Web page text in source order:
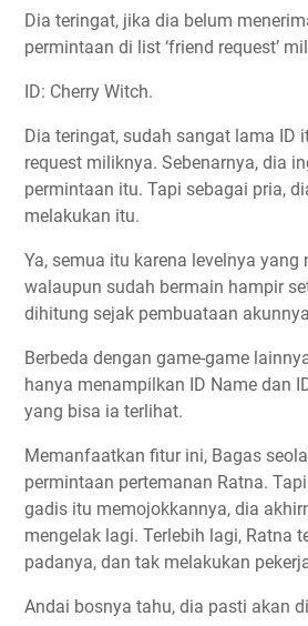
Dia teringat, jika dia belum
permintaan di list ‘friend request’
ID: Cherry Witch.
Dia teringat, sudah sangat lama ID
request miliknya. Sebenarnya, dia
permintaan itu. Tapi sebagai pria,
melakukan itu.
Ya, semua itu karena levelnya yang
walaupun sudah bermain hampir
dihitung sejak pembuataan
Berbeda dengan game-game
hanya menampilkan ID Name dan
yang bisa ia terlihat.
Memanfaatkan fitur ini, Bagas
permintaan pertemanan Ratna.
gadis itu memojokkannya, dia
mengelak lagi. Terlebih lagi, Ratna
padanya, dan tak melakukan
Andai bosnya tahu, dia pasti akan